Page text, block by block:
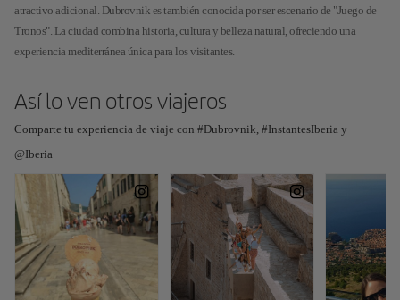
atractivo adicional. Dubrovnik es también conocida por ser escenario de "Juego de
Tronos". La ciudad combina historia, cultura y belleza natural, ofreciendo una
experiencia mediterránea única para los visitantes.
Así lo ven otros viajeros
Comparte tu experiencia de viaje con #Dubrovnik, #InstantesIberia y
@Iberia